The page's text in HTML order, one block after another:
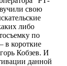
свою
либо
по
в короткие
Кобзев. И
данной